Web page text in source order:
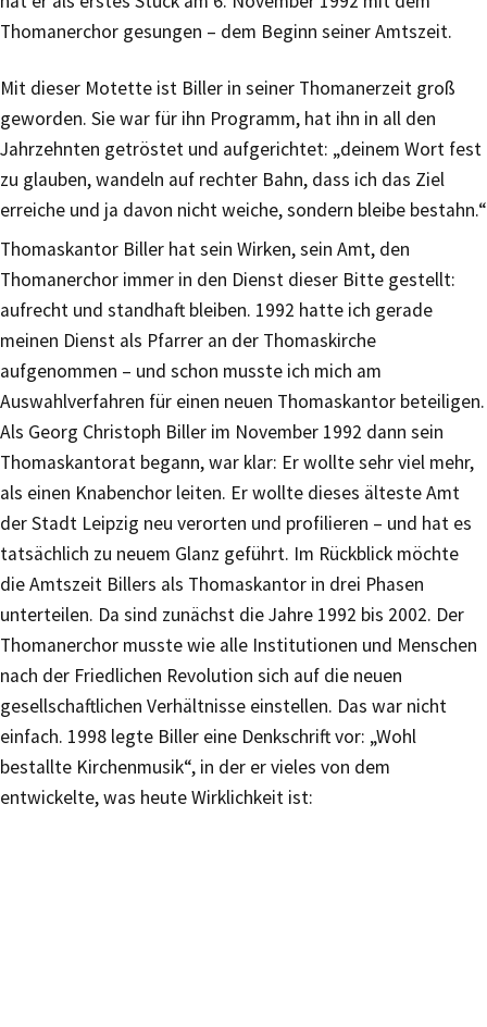
Thomanerchor gesungen – dem Beginn seiner Amtszeit.
Mit dieser Motette ist Biller in seiner Thomanerzeit groß
geworden. Sie war für ihn Programm, hat ihn in all den
Jahrzehnten getröstet und aufgerichtet: „deinem Wort fest
zu glauben, wandeln auf rechter Bahn, dass ich das Ziel
erreiche und ja davon nicht weiche, sondern bleibe bestahn.“
Thomaskantor Biller hat sein Wirken, sein Amt, den
Thomanerchor immer in den Dienst dieser Bitte gestellt:
aufrecht und standhaft bleiben. 1992 hatte ich gerade
meinen Dienst als Pfarrer an der Thomaskirche
aufgenommen – und schon musste ich mich am
Auswahlverfahren für einen neuen Thomaskantor beteiligen.
Als Georg Christoph Biller im November 1992 dann sein
Thomaskantorat begann, war klar: Er wollte sehr viel mehr,
als einen Knabenchor leiten. Er wollte dieses älteste Amt
der Stadt Leipzig neu verorten und profilieren – und hat es
tatsächlich zu neuem Glanz geführt. Im Rückblick möchte
die Amtszeit Billers als Thomaskantor in drei Phasen
unterteilen. Da sind zunächst die Jahre 1992 bis 2002. Der
Thomanerchor musste wie alle Institutionen und Menschen
nach der Friedlichen Revolution sich auf die neuen
gesellschaftlichen Verhältnisse einstellen. Das war nicht
einfach. 1998 legte Biller eine Denkschrift vor: „Wohl
bestallte Kirchenmusik“, in der er vieles von dem
entwickelte, was heute Wirklichkeit ist: